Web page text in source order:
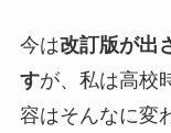
今は改訂版が出
すが、私は高校
容はそんなに変